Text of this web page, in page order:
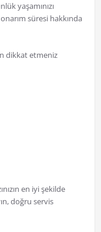
yaşamınızı
süresi hakkında
dikkat etmeniz
en iyi şekilde
doğru servis